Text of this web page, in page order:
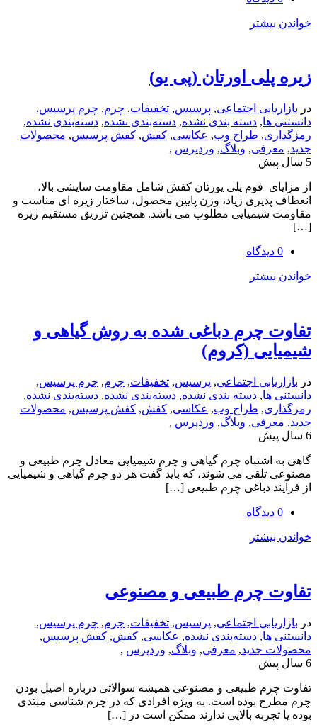
اورتان (پی یو)
اجتماعی پرسیس, تخفیفات ,چرم,چرم پرسیس,
,دسته بندی نشده,دسته‌بندی نشده,دسته‌بندی نشده,
,طراح وب,عکاسی, کفش, کفش پرسیس , محصولات
, وبلاگ, وردپرس ,
فوم پلی یورتان کفش شامل مقاومت سایشی بالا،
زیاد، وزن پایین محصول، ساختار زیره ای مناسب و
مطلوب می باشد. همچنین تزریق مستقیم زیره
چرم دباغی شده به روش گیاهی و
(کروم)
اجتماعی پرسیس, تخفیفات ,چرم,چرم پرسیس,
,دسته بندی نشده,دسته‌بندی نشده,دسته‌بندی نشده,
,طراح وب,عکاسی, کفش, کفش پرسیس , محصولات
, وبلاگ, وردپرس ,
اشتباه چرم گیاهی و چرم شیمیایی معادل چرم طبیعی و
می شوند، که باید گفت هر دو چرم گیاهی و شیمیایی
دباغی چرم طبیعی […]
چرم طبیعی و مصنوعی
اجتماعی پرسیس, تخفیفات ,چرم,چرم پرسیس,
,دسته‌بندی نشده,عکاسی, کفش, کفش پرسیس ,
جدید,معرفی, وبلاگ, وردپرس ,
طبیعی و مصنوعی همیشه سوالاتی درباره اصیل بودن
بوده است. به ویژه افرادی که در چرم شناسی مبتدی
بالایی ندارند ممکن است در […]